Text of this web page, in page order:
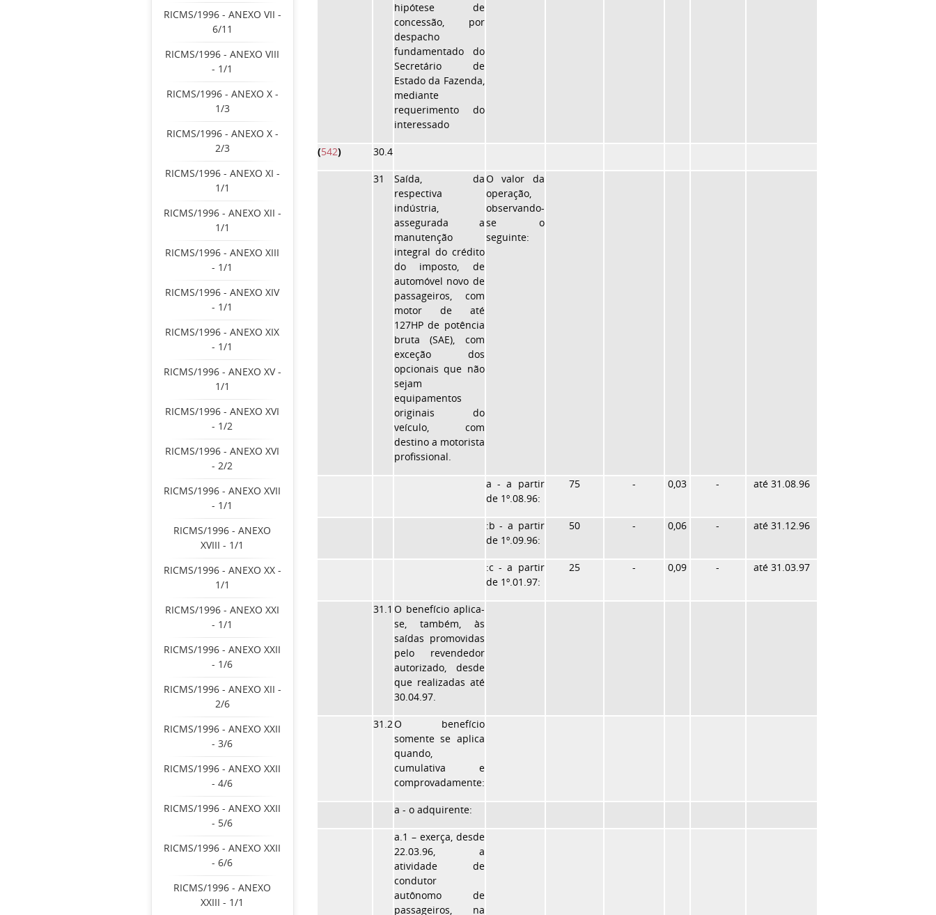
RICMS/1996 - ANEXO VII -
6/11
RICMS/1996 - ANEXO VIII
- 1/1
RICMS/1996 - ANEXO X -
1/3
RICMS/1996 - ANEXO X -
2/3
RICMS/1996 - ANEXO XI -
1/1
RICMS/1996 - ANEXO XII -
1/1
RICMS/1996 - ANEXO XIII
- 1/1
RICMS/1996 - ANEXO XIV
- 1/1
RICMS/1996 - ANEXO XIX
- 1/1
RICMS/1996 - ANEXO XV -
1/1
RICMS/1996 - ANEXO XVI
- 1/2
RICMS/1996 - ANEXO XVI
- 2/2
RICMS/1996 - ANEXO XVII
- 1/1
RICMS/1996 - ANEXO
XVIII - 1/1
RICMS/1996 - ANEXO XX -
1/1
RICMS/1996 - ANEXO XXI
- 1/1
RICMS/1996 - ANEXO XXII
- 1/6
RICMS/1996 - ANEXO XII -
2/6
RICMS/1996 - ANEXO XXII
- 3/6
RICMS/1996 - ANEXO XXII
- 4/6
RICMS/1996 - ANEXO XXII
- 5/6
RICMS/1996 - ANEXO XXII
- 6/6
RICMS/1996 - ANEXO
XXIII - 1/1
hipótese de
concessão, por
despacho
fundamentado do
Secretário de
Estado da Fazenda,
mediante
requerimento do
interessado
(542) 30.4
31
Saída, da
respectiva
indústria,
assegurada a
manutenção
integral do crédito
do imposto, de
automóvel novo de
passageiros, com
motor de até
127HP de potência
bruta (SAE), com
exceção dos
opcionais que não
sejam
equipamentos
originais do
veículo, com
destino a motorista
profissional.
O valor da
operação,
observando-
se o
seguinte:
a - a partir
de 1º.08.96:
75 - 0,03 - até 31.08.96
:b - a partir
de 1º.09.96:
50 - 0,06 - até 31.12.96
:c - a partir
de 1º.01.97:
25 - 0,09 - até 31.03.97
31.1 O benefício aplica-
se, também, às
saídas promovidas
pelo revendedor
autorizado, desde
que realizadas até
30.04.97.
31.2O benefício
somente se aplica
quando,
cumulativa e
comprovadamente:
a - o adquirente:
a.1 – exerça, desde
22.03.96, a
atividade de
condutor
autônomo de
passageiros, na